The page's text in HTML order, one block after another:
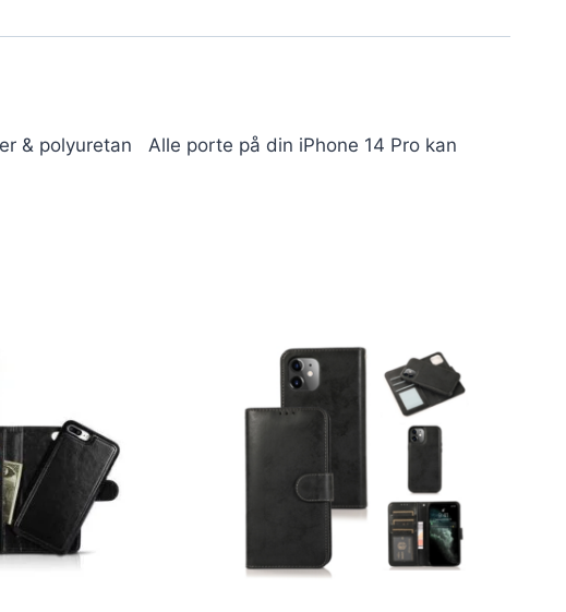
& polyuretan Alle porte på din iPhone 14 Pro kan